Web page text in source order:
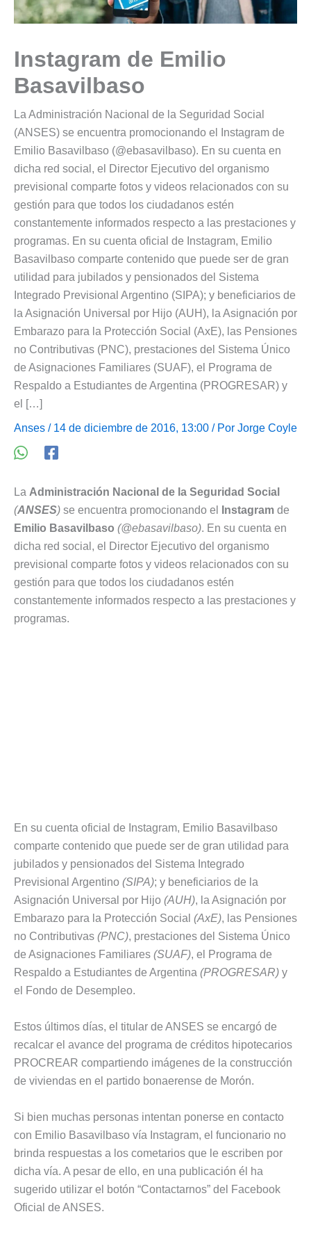
Instagram de Emilio
Basavilbaso
La Administración Nacional de la Seguridad Social
(ANSES) se encuentra promocionando el Instagram de
Emilio Basavilbaso (@ebasavilbaso). En su cuenta en
dicha red social, el Director Ejecutivo del organismo
previsional comparte fotos y videos relacionados con su
gestión para que todos los ciudadanos estén
constantemente informados respecto a las prestaciones y
programas. En su cuenta oficial de Instagram, Emilio
Basavilbaso comparte contenido que puede ser de gran
utilidad para jubilados y pensionados del Sistema
Integrado Previsional Argentino (SIPA); y beneficiarios de
la Asignación Universal por Hijo (AUH), la Asignación por
Embarazo para la Protección Social (AxE), las Pensiones
no Contributivas (PNC), prestaciones del Sistema Único
de Asignaciones Familiares (SUAF), el Programa de
Respaldo a Estudiantes de Argentina (PROGRESAR) y
el […]
Anses / 14 de diciembre de 2016, 13:00 / Por Jorge Coyle
La Administración Nacional de la Seguridad Social
(ANSES) se encuentra promocionando el Instagram de
Emilio Basavilbaso (@ebasavilbaso). En su cuenta en
dicha red social, el Director Ejecutivo del organismo
previsional comparte fotos y videos relacionados con su
gestión para que todos los ciudadanos estén
constantemente informados respecto a las prestaciones y
programas.
En su cuenta oficial de Instagram, Emilio Basavilbaso
comparte contenido que puede ser de gran utilidad para
jubilados y pensionados del Sistema Integrado
Previsional Argentino (SIPA); y beneficiarios de la
Asignación Universal por Hijo (AUH), la Asignación por
Embarazo para la Protección Social (AxE), las Pensiones
no Contributivas (PNC), prestaciones del Sistema Único
de Asignaciones Familiares (SUAF), el Programa de
Respaldo a Estudiantes de Argentina (PROGRESAR) y
el Fondo de Desempleo.
Estos últimos días, el titular de ANSES se encargó de
recalcar el avance del programa de créditos hipotecarios
PROCREAR compartiendo imágenes de la construcción
de viviendas en el partido bonaerense de Morón.
Si bien muchas personas intentan ponerse en contacto
con Emilio Basavilbaso vía Instagram, el funcionario no
brinda respuestas a los cometarios que le escriben por
dicha vía. A pesar de ello, en una publicación él ha
sugerido utilizar el botón “Contactarnos” del Facebook
Oficial de ANSES.